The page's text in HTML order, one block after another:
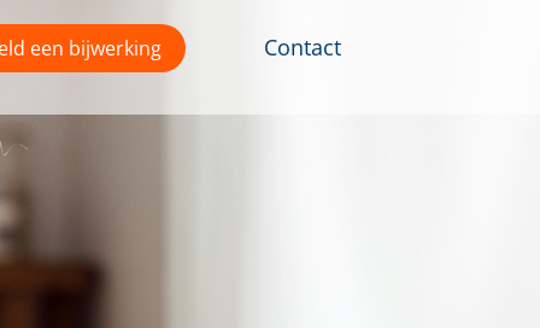
een bijwerking Contact